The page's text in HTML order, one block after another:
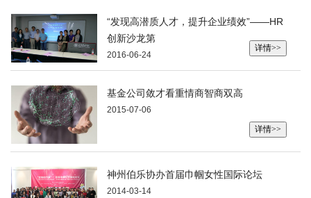
“发现高潜质人才，提升企业绩效”——HR
创新沙龙第
2016-06-24
详情>>
基金公司敛才看重情商智商双高
2015-07-06
详情>>
神州伯乐协办首届巾帼女性国际论坛
2014-03-14